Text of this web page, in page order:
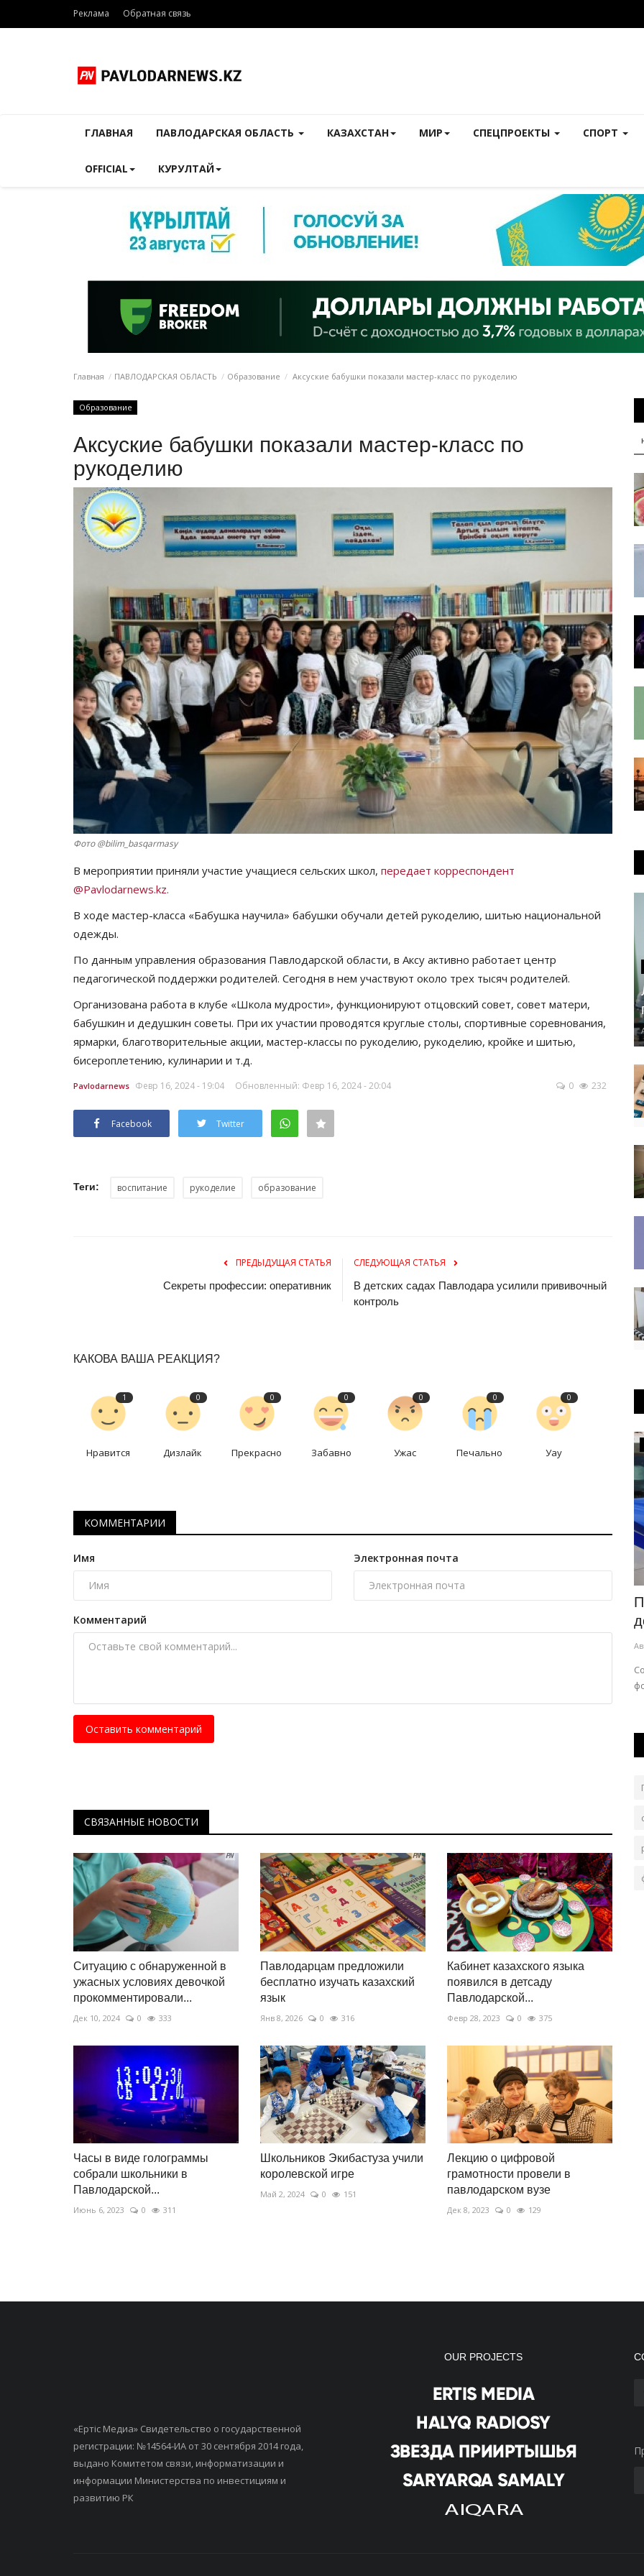
Реклама Обратная связь
ГЛАВНАЯ ПАВЛОДАРСКАЯ ОБЛАСТЬ КАЗАХСТАН МИР СПЕЦПРОЕКТЫ СПОРТ
OFFICIAL КУРУЛТАЙ
Главная ПАВЛОДАРСКАЯ ОБЛАСТЬ Образование Аксуские бабушки показали мастер-класс по рукоделию
Образование
Аксуские бабушки показали мастер-класс по
рукоделию
Фото @bilim_basqarmasy
В мероприятии приняли участие учащиеся сельских школ, передает корреспондент
@Pavlodarnews.kz.
В ходе мастер-класса «Бабушка научила» бабушки обучали детей рукоделию, шитью национальной
одежды.
По данным управления образования Павлодарской области, в Аксу активно работает центр
педагогической поддержки родителей. Сегодня в нем участвуют около трех тысяч родителей.
Организована работа в клубе «Школа мудрости», функционируют отцовский совет, совет матери,
бабушкин и дедушкин советы. При их участии проводятся круглые столы, спортивные соревнования,
ярмарки, благотворительные акции, мастер-классы по рукоделию, рукоделию, кройке и шитью,
бисероплетению, кулинарии и т.д.
Pavlodarnews Февр 16, 2024 - 19:04 Обновленный: Февр 16, 2024 - 20:04 0 232
Facebook Twitter
Теги: воспитание рукоделие образование
ПРЕДЫДУЩАЯ СТАТЬЯ
Секреты профессии: оперативник
СЛЕДУЮЩАЯ СТАТЬЯ
В детских садах Павлодара усилили прививочный
контроль
КАКОВА ВАША РЕАКЦИЯ?
1
Нравится
0
Дизлайк
0
Прекрасно
0
Забавно
0
Ужас
0
Печально
0
Уау
КОММЕНТАРИИ
Имя Электронная почта
Комментарий
Оставить комментарий
СВЯЗАННЫЕ НОВОСТИ
Ситуацию с обнаруженной в
ужасных условиях девочкой
прокомментировали...
Дек 10, 2024 0 333
Павлодарцам предложили
бесплатно изучать казахский
язык
Янв 8, 2026 0 316
Кабинет казахского языка
появился в детсаду
Павлодарской...
Февр 28, 2023 0 375
Часы в виде голограммы
собрали школьники в
Павлодарской...
Июнь 6, 2023 0 311
Школьников Экибастуза учили
королевской игре
Май 2, 2024 0 151
Лекцию о цифровой
грамотности провели в
павлодарском вузе
Дек 8, 2023 0 129
Предания степи: подвиг разведчика
Чокана Валиханова
Март 23, 2025 0 14168
Коммунальный парк Павлодара
«Ертiс Медиа» Свидетельство о государственной
регистрации: №14564-ИА от 30 сентября 2014 года,
выдано Комитетом связи, информатизации и
информации Министерства по инвестициям и
развитию РК
OUR PROJECTS